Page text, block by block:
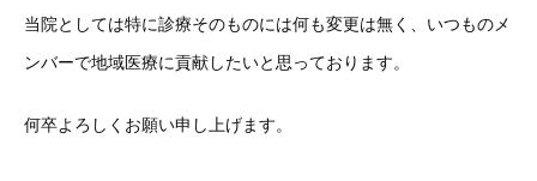
当院としては特に診療そのものには何も変更は無く、いつものメ
ンバーで地域医療に貢献したいと思っております。
何卒よろしくお願い申し上げます。